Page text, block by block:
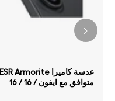
عدسة كاميرا ESR Armorite
متوافق مع ايفون / 16 / 16